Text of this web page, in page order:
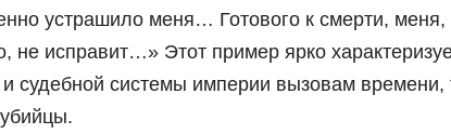
устрашило меня… Готового к смерти, меня,
не исправит…» Этот пример ярко
и судебной системы империи вызовам времени,